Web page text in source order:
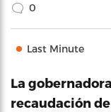
0
Last Minute
La
recaudación